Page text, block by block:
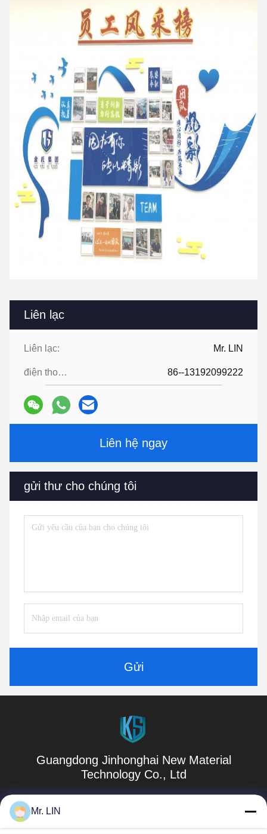
Liên lạc
Liên lạc: Mr. LIN
điện thoại: 86--13192099222
Liên hệ ngay
gửi thư cho chúng tôi
Gửi
Guangdong Jinhonghai New Material
Technology Co., Ltd
86--13192099222
Mr. LIN